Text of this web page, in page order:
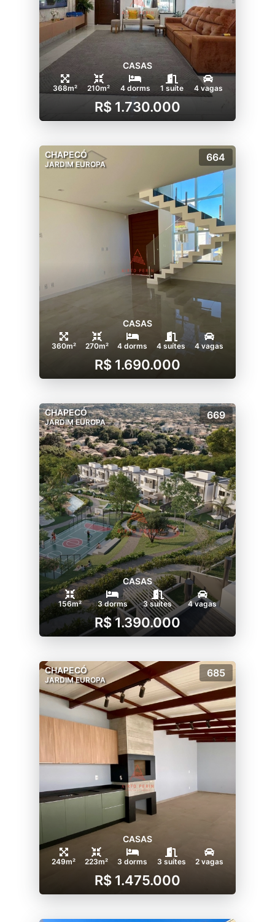
CASAS
368m² 210m² 4 dorms 1 suíte 4 vagas
R$ 1.730.000
CHAPECÓ
JARDIM EUROPA
664
CASAS
360m² 270m² 4 dorms 4 suítes 4 vagas
R$ 1.690.000
CHAPECÓ
JARDIM EUROPA
669
CASAS
156m² 3 dorms 3 suítes 4 vagas
R$ 1.390.000
CHAPECÓ
JARDIM EUROPA
685
CASAS
249m² 223m² 3 dorms 3 suítes 2 vagas
R$ 1.475.000